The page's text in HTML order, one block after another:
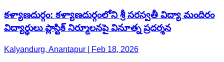
కళ్యాణదుర్గం: కళ్యాణదుర్గంలోని శ్రీ సరస్వతీ విద్యా మందిరం
విద్యార్థులు ప్లాస్టిక్ నిర్మూలనపై వినూత్న ప్రదర్శన
Kalyandurg, Anantapur | Feb 18, 2026